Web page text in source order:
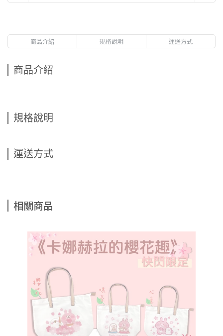
商品介紹 規格說明 運送方式
商品介紹
規格說明
運送方式
相關商品